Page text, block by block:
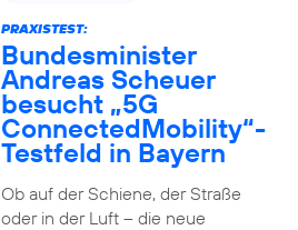
PRAXISTEST:
Bundesminister
Andreas Scheuer
besucht „5G
ConnectedMobility“-
Testfeld in Bayern
Ob auf der Schiene, der Straße
oder in der Luft – die neue